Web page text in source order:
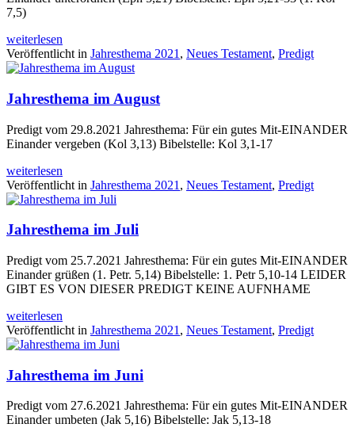
7,5)
weiterlesen
Veröffentlicht in Jahresthema 2021 , Neues Testament, Predigt
Jahresthema im August
Predigt vom 29.8.2021 Jahresthema: Für ein gutes Mit-EINANDER
Einander vergeben (Kol 3,13) Bibelstelle: Kol 3,1-17
weiterlesen
Veröffentlicht in Jahresthema 2021 , Neues Testament, Predigt
Jahresthema im Juli
Predigt vom 25.7.2021 Jahresthema: Für ein gutes Mit-EINANDER
Einander grüßen (1. Petr. 5,14) Bibelstelle: 1. Petr 5,10-14 LEIDER
GIBT ES VON DIESER PREDIGT KEINE AUFNHAME
weiterlesen
Veröffentlicht in Jahresthema 2021 , Neues Testament, Predigt
Jahresthema im Juni
Predigt vom 27.6.2021 Jahresthema: Für ein gutes Mit-EINANDER
Einander umbeten (Jak 5,16) Bibelstelle: Jak 5,13-18